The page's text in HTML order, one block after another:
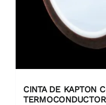
CINTA DE KAPTON
TERMOCONDUCTOR